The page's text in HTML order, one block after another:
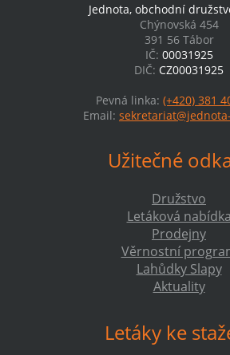
Jednota, obchodní
Chýnovská 454
391 56 Tábor
IČ: 00031925
DIČ: CZ00031925
Pevná linka: (+420) 381
Email:
Užitečné
Družstvo
Letáková nabídka
Prodejny
Věrnostní
Lahůdky Slapy
Aktuality
Letáky ke